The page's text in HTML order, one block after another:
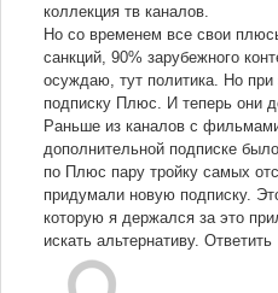
коллекция тв каналов.
Но со временем все свои
санкций, 90% зарубежного
осуждаю, тут политика. Но
подписку Плюс. И теперь они
Раньше из каналов с
дополнительной подписке
по Плюс пару тройку самых
придумали новую подписку.
которую я держался за это
искать альтернативу. Ответить